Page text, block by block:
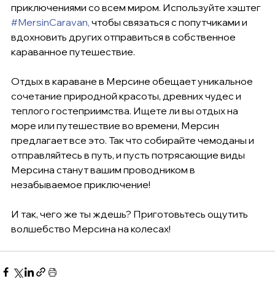
приключениями со всем миром. Используйте хэштег
#MersinCaravan, чтобы связаться с попутчиками и
вдохновить других отправиться в собственное
караванное путешествие.
Отдых в караване в Мерсине обещает уникальное
сочетание природной красоты, древних чудес и
теплого гостеприимства. Ищете ли вы отдых на
море или путешествие во времени, Мерсин
предлагает все это. Так что собирайте чемоданы и
отправляйтесь в путь, и пусть потрясающие виды
Мерсина станут вашим проводником в
незабываемое приключение!
И так, чего же ты ждешь? Приготовьтесь ощутить
волшебство Мерсина на колесах!